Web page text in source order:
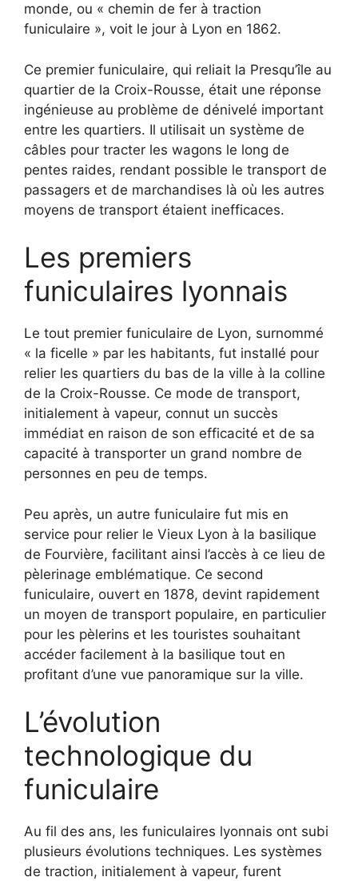
monde, ou « chemin de fer à traction
funiculaire », voit le jour à Lyon en 1862.
Ce premier funiculaire, qui reliait la Presqu’île au
quartier de la Croix-Rousse, était une réponse
ingénieuse au problème de dénivelé important
entre les quartiers. Il utilisait un système de
câbles pour tracter les wagons le long de
pentes raides, rendant possible le transport de
passagers et de marchandises là où les autres
moyens de transport étaient inefficaces.
Les premiers
funiculaires lyonnais
Le tout premier funiculaire de Lyon, surnommé
« la ficelle » par les habitants, fut installé pour
relier les quartiers du bas de la ville à la colline
de la Croix-Rousse. Ce mode de transport,
initialement à vapeur, connut un succès
immédiat en raison de son efficacité et de sa
capacité à transporter un grand nombre de
personnes en peu de temps.
Peu après, un autre funiculaire fut mis en
service pour relier le Vieux Lyon à la basilique
de Fourvière, facilitant ainsi l’accès à ce lieu de
pèlerinage emblématique. Ce second
funiculaire, ouvert en 1878, devint rapidement
un moyen de transport populaire, en particulier
pour les pèlerins et les touristes souhaitant
accéder facilement à la basilique tout en
profitant d’une vue panoramique sur la ville.
L’évolution
technologique du
funiculaire
Au fil des ans, les funiculaires lyonnais ont subi
plusieurs évolutions techniques. Les systèmes
de traction, initialement à vapeur, furent